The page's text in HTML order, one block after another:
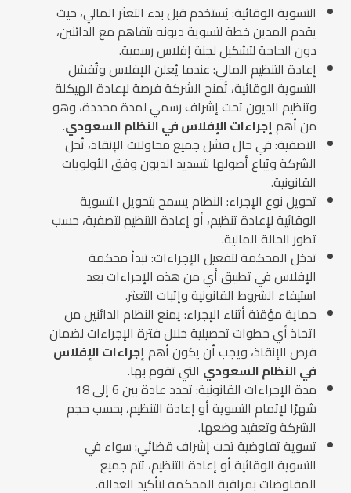
التسوية الوقائية: يُستخدم قبل بدء التعثر المالي، حيث
يقدم المدين خطة لتسوية ديونه بتفاهم مع الدائنين،
دون الحاجة لتشكيل لجنة إفلاس رسمية.
إعادة التنظيم المالي: عندما يُعلن الإفلاس وتُفشل
التسوية الوقائية، تُمنح الشركة فرصة لإعادة الهيكلة
وتنظيم الديون تحت إشراف رسمي لمدة محددة، وهو
من أهمإجراءات الإفلاس في النظام السعودي.
التصفية: في حال فشل جميع محاولات الإنقاذ، تُحل
الشركة ويُباع أصولها لتسديد الديون وفق الأولويات
القانونية.
تحويل نوع الإجراء: النظام يسمح بتحويل التسوية
الوقائية لإعادة تنظيم، أو إعادة التنظيم لتصفية، حسب
تطور الحالة المالية.
تدخل المحكمة لتفعيل الإجراءات: تبدأ محكمة
الإفلاس في تطبيق أي من هذه الإجراءات بعد
استيفاء الشروط القانونية وإثبات التعثر.
حماية مؤقتة أثناء الإجراء: يمنع النظام الدائنين من
اتخاذ أي خطوات تحصيلية خلال فترة الإجراءات لضمان
فرص الإنقاذ، ويجب أن يكون أهمإجراءات الإفلاس
في النظام السعودي التي تقوم بها.
مدة الإجراءات القانونية: تحدد عادة بين 6 إلى 18
شهرًا لإتمام التسوية أو إعادة التنظيم، بحسب حجم
الشركة وتعقيد وضعها.
تسوية تفاوضية تحت إشراف قضائي: سواء في
التسوية الوقائية أو إعادة التنظيم، تتم جميع
المفاوضات بمراقبة المحكمة لتأكيد العدالة.